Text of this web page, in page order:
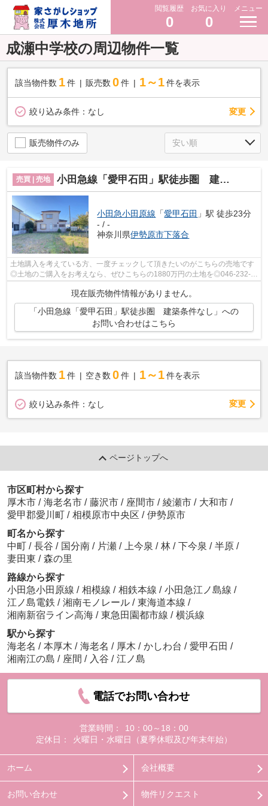
閲覧履歴
0
お気に入り
0
メニュー
成瀬中学校の周辺物件一覧
該当物件数 1件 販売数 0 件 1～1 件を表示
絞り込み条件： なし 変更
販売物件のみ
売買 | 売地 小田急線「愛甲石田」駅徒歩圏 建築条件なし
小田急小田原線 「愛甲石田 」駅 徒歩23分
- / -
神奈川県伊勢原市下落合
土地購入を考えている方、一度チェックして頂きたいのがこちらの売地です
◎土地のご購入をお考えなら、ぜひこちらの1880万円の土地を◎046-232-
4141かinfo@johokan.co.jpまでお問い合わ...
現在販売物件情報がありません。
「小田急線「愛甲石田」駅徒歩圏 建築条件なし」への
お問い合わせはこちら
該当物件数 1件 空き数 0 件 1～1 件を表示
絞り込み条件： なし 変更
ページトップへ
市区町村から探す
厚木市 / 海老名市 / 藤沢市 / 座間市 / 綾瀬市 / 大和市 /
愛甲郡愛川町 / 相模原市中央区 / 伊勢原市
町名から探す
中町 / 長谷 / 国分南 / 片瀬 / 上今泉 / 林 / 下今泉 / 半原 /
妻田東 / 森の里
路線から探す
小田急小田原線 / 相模線 / 相鉄本線 / 小田急江ノ島線 /
江ノ島電鉄 / 湘南モノレール / 東海道本線 /
湘南新宿ライン高海 / 東急田園都市線 / 横浜線
駅から探す
海老名 / 本厚木 / 海老名 / 厚木 / かしわ台 / 愛甲石田 /
湘南江の島 / 座間 / 入谷 / 江ノ島
電話でお問い合わせ
営業時間：
10：00～18：00
定休日：
火曜日・水曜日（夏季休暇及び年末年始）
ホーム 会社概要
お問い合わせ 物件リクエスト